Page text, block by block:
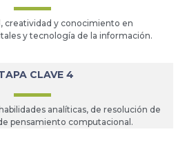
creatividad y conocimiento en
y tecnología de la información.
CLAVE 4
analíticas, de resolución de
pensamiento computacional.